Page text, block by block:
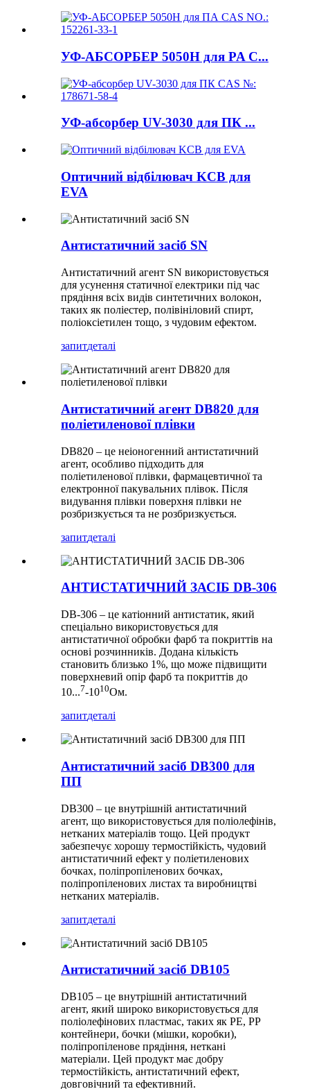
УФ-АБСОРБЕР 5050H для PA C...
УФ-абсорбер UV-3030 для ПК ...
Оптичний відбілювач KCB для
EVA
Антистатичний засіб SN
Антистатичний агент SN використовується
для усунення статичної електрики під час
прядіння всіх видів синтетичних волокон,
таких як поліестер, полівініловий спирт,
поліоксіетилен тощо, з чудовим ефектом.
запитдеталі
Антистатичний агент DB820 для
поліетиленової плівки
DB820 – це неіоногенний антистатичний
агент, особливо підходить для
поліетиленової плівки, фармацевтичної та
електронної пакувальних плівок. Після
видування плівки поверхня плівки не
розбризкується та не розбризкується.
запитдеталі
АНТИСТАТИЧНИЙ ЗАСІБ DB-306
DB-306 – це катіонний антистатик, який
спеціально використовується для
антистатичної обробки фарб та покриттів на
основі розчинників. Додана кількість
становить близько 1%, що може підвищити
поверхневий опір фарб та покриттів до
10...7-1010Ом.
запитдеталі
Антистатичний засіб DB300 для
ПП
DB300 – це внутрішній антистатичний
агент, що використовується для поліолефінів,
нетканих матеріалів тощо. Цей продукт
забезпечує хорошу термостійкість, чудовий
антистатичний ефект у поліетиленових
бочках, поліпропіленових бочках,
поліпропіленових листах та виробництві
нетканих матеріалів.
запитдеталі
Антистатичний засіб DB105
DB105 – це внутрішній антистатичний
агент, який широко використовується для
поліолефінових пластмас, таких як PE, PP
контейнери, бочки (мішки, коробки),
поліпропіленове прядіння, неткані
матеріали. Цей продукт має добру
термостійкість, антистатичний ефект,
довговічний та ефективний.